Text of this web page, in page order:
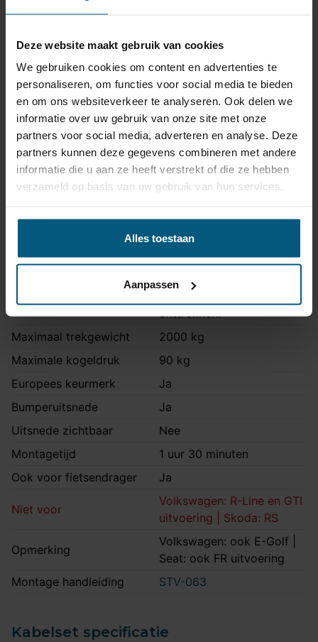
Deze website maakt gebruik van cookies
We gebruiken cookies om content en advertenties te
personaliseren, om functies voor social media te bieden
en om ons websiteverkeer te analyseren. Ook delen we
informatie over uw gebruik van onze site met onze
partners voor social media, adverteren en analyse. Deze
partners kunnen deze gegevens combineren met andere
informatie die u aan ze heeft verstrekt of die ze hebben
verzameld op basis van uw gebruik van hun services.
Alles toestaan
Aanpassen
√ rubberafdichtingen, kabeldoorvoeren en
√ wanneer nodig voor een goede werking: trailer of
canbus modules
√ en natuurlijk: een 7 polige stekkerdoos
Deze verticale trekhaak is onderhoudsvrij en in
combinatie met de bijpassende kabelset is dit een
uitstekende keuze!
Trekhaak specificatie
Artikelnummer
STV-063
Verticaal afneembaar
Na afname van de kogel, is
de houder van de trekhaak
onttrokken.
Maximaal trekgewicht
2000 kg
Maximale kogeldruk
90 kg
Europees keurmerk
Ja
Bumperuitsnede
Ja
Uitsnede zichtbaar
Nee
Montagetijd
1 uur 30 minuten
Ook voor fietsendrager
Ja
Niet voor
Volkswagen: R-Line en GTI
uitvoering | Skoda: RS
Opmerking
Volkswagen: ook E-Golf |
Seat: ook FR uitvoering
Montage handleiding
STV-063
Kabelset specificatie